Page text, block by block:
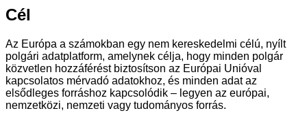
Cél
Az Európa a számokban egy nem kereskedelmi célú, nyílt
polgári adatplatform, amelynek célja, hogy minden polgár
közvetlen hozzáférést biztosítson az Európai Unióval
kapcsolatos mérvadó adatokhoz, és minden adat az
elsődleges forráshoz kapcsolódik – legyen az európai,
nemzetközi, nemzeti vagy tudományos forrás.